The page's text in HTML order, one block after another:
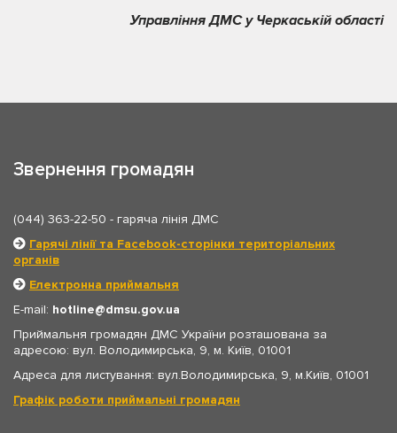
Управління ДМС у Черкаській області
Звернення громадян
(044) 363-22-50 - гаряча лінія ДМС
Гарячі лінії та Facebook-сторінки територіальних
органів
Електронна приймальня
E-mail: hotline
dmsu.gov.ua
Приймальня громадян ДМС України розташована за
адресою: вул. Володимирська, 9, м. Київ, 01001
Адреса для листування: вул.Володимирська, 9, м.Київ, 01001
Графік роботи приймальні громадян